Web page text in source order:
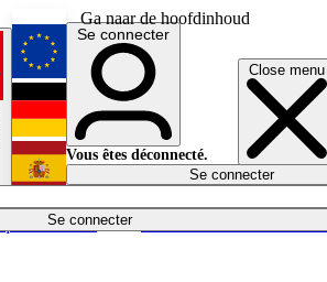
Ga naar de hoofdinhoud
Close menu
Se connecter
Économie
English
Deutsch
Español
Se connecter
Vous êtes déconnecté.
Se connecter